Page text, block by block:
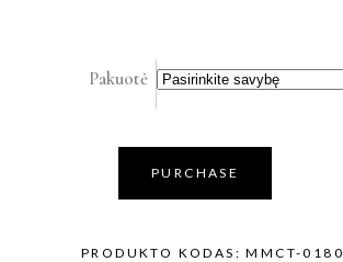
Pakuotė
PURCHASE
PRODUKTO KODAS:MMCT-0180